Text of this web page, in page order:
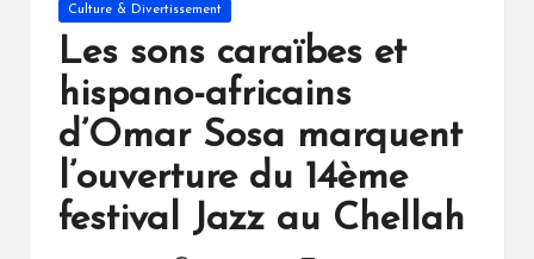
Posted
in
Culture & Divertissement
Les sons caraïbes et
hispano-africains
d’Omar Sosa marquent
l’ouverture du 14ème
festival Jazz au Chellah